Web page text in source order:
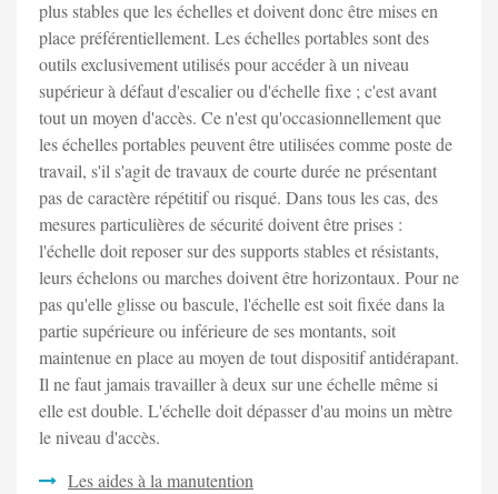
plus stables que les échelles et doivent donc être mises en
place préférentiellement. Les échelles portables sont des
outils exclusivement utilisés pour accéder à un niveau
supérieur à défaut d'escalier ou d'échelle fixe ; c'est avant
tout un moyen d'accès. Ce n'est qu'occasionnellement que
les échelles portables peuvent être utilisées comme poste de
travail, s'il s'agit de travaux de courte durée ne présentant
pas de caractère répétitif ou risqué. Dans tous les cas, des
mesures particulières de sécurité doivent être prises :
l'échelle doit reposer sur des supports stables et résistants,
leurs échelons ou marches doivent être horizontaux. Pour ne
pas qu'elle glisse ou bascule, l'échelle est soit fixée dans la
partie supérieure ou inférieure de ses montants, soit
maintenue en place au moyen de tout dispositif antidérapant.
Il ne faut jamais travailler à deux sur une échelle même si
elle est double. L'échelle doit dépasser d'au moins un mètre
le niveau d'accès.
Les aides à la manutention